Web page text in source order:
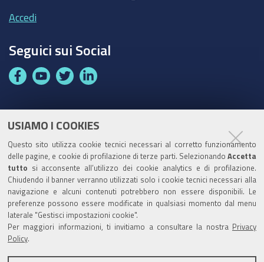
USIAMO I COOKIES
Questo sito utilizza cookie tecnici necessari al corretto funzionamento
delle pagine, e cookie di profilazione di terze parti. Selezionando Accetta
tutto si acconsente all’utilizzo dei cookie analytics e di profilazione.
Chiudendo il banner verranno utilizzati solo i cookie tecnici necessari alla
navigazione e alcuni contenuti potrebbero non essere disponibili. Le
preferenze possono essere modificate in qualsiasi momento dal menu
laterale "Gestisci impostazioni cookie".
Per maggiori informazioni, ti invitiamo a consultare la nostra
Privacy
Policy
Accedi
Seguici sui Social
F
e
o
o
k
Y
t
b
e
T
t
e
r
L
k
d
I
n
Codice Univoco Ufficio:UF1SDE
I soggetti privati potranno effettuare i pagamenti
tramite PagoPA con Modalità diretta o con Avviso di
pagamento al seguente linkPaga con PagoPA
Codice IBAN per le pubbliche amministrazioni